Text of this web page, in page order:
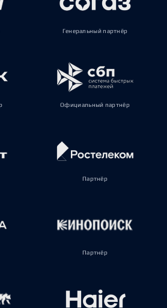
Генеральный партнёр
Официальный партнёр
Партнёр
Партнёр